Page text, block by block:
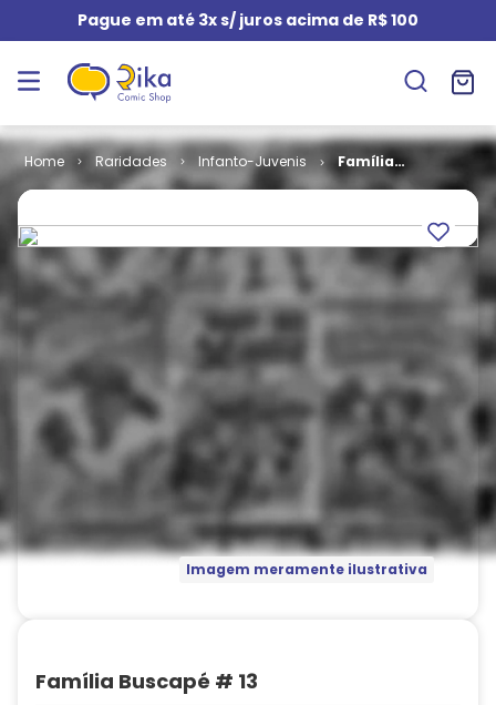
Pague em até 3x s/ juros acima de R$ 100
Raridades Infanto-Juvenis
Família
Buscapé # 13
Imagem meramente ilustrativa
Família Buscapé # 13